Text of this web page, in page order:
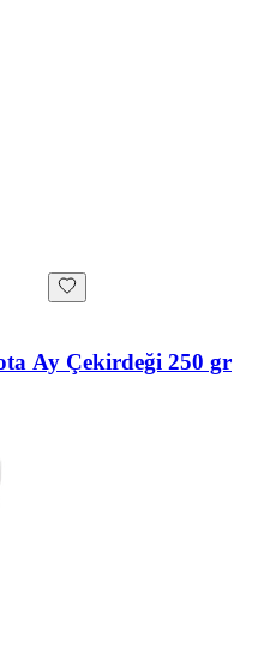
Ay Çekirdeği 250 gr